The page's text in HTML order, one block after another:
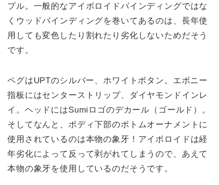
プル。一般的なアイボロイドバインディングではな
くウッドバインディングを巻いてあるのは、長年使
用しても変色したり割れたり劣化しないためだそう
です。
ペグはUPTのシルバー、ホワイトボタン。エボニー
指板にはセンターストリップ、ダイヤモンドインレ
イ。ヘッドにはSumiロゴのデカール（ゴールド）。
そしてなんと、ボディ下部のボトムオーナメントに
使用されているのは本物の象牙！アイボロイドは経
年劣化によって反って剥がれてしまうので、あえて
本物の象牙を使用しているのだそうです。